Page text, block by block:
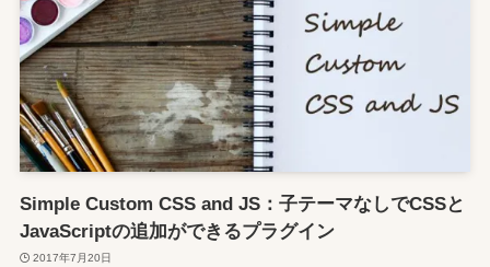
Simple Custom CSS and JS：子テーマなしでCSSと
JavaScriptの追加ができるプラグイン
2017年7月20日